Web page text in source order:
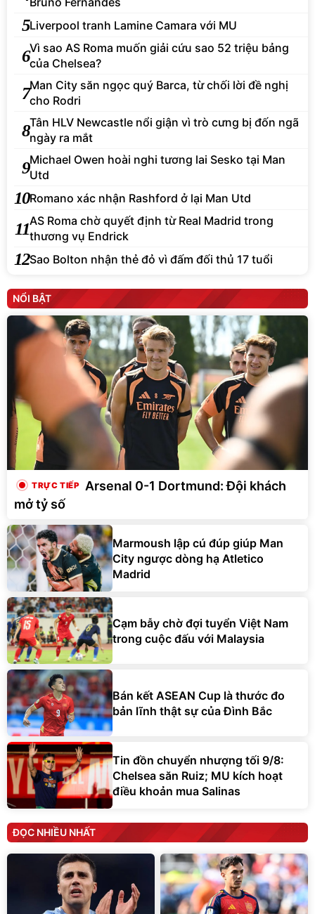
5Liverpool tranh Lamine Camara với MU
6Vì sao AS Roma muốn giải cứu sao 52 triệu bảng
của Chelsea?
7Man City săn ngọc quý Barca, từ chối lời đề nghị
cho Rodri
8Tân HLV Newcastle nổi giận vì trò cưng bị đốn ngã
ngày ra mắt
9Michael Owen hoài nghi tương lai Sesko tại Man
Utd
10Romano xác nhận Rashford ở lại Man Utd
11AS Roma chờ quyết định từ Real Madrid trong
thương vụ Endrick
12Sao Bolton nhận thẻ đỏ vì đấm đối thủ 17 tuổi
NỔI BẬT
Arsenal 0-1 Dortmund: Đội khách
mở tỷ số
Marmoush lập cú đúp giúp Man
City ngược dòng hạ Atletico
Madrid
Cạm bẫy chờ đợi tuyển Việt Nam
trong cuộc đấu với Malaysia
Bán kết ASEAN Cup là thước đo
bản lĩnh thật sự của Đình Bắc
Tin đồn chuyển nhượng tối 9/8:
Chelsea săn Ruiz; MU kích hoạt
điều khoản mua Salinas
ĐỌC NHIỀU NHẤT